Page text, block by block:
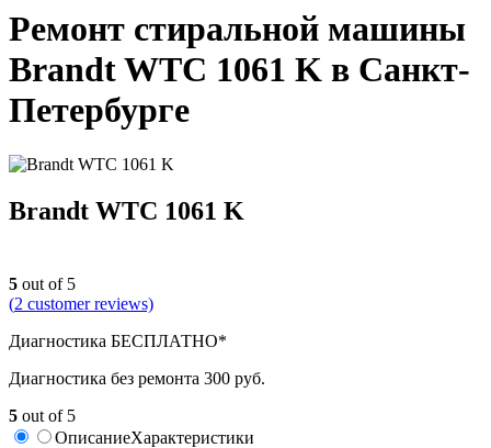
Ремонт стиральной машины
Brandt WTC 1061 K в Санкт-
Петербурге
Brandt WTC 1061 K
5 out of 5
(2 customer reviews)
Диагностика БЕСПЛАТНО*
Диагностика без ремонта 300 руб.
5 out of 5
ОписаниеХарактеристики